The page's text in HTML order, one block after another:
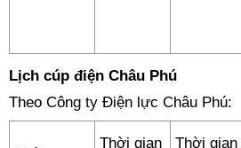
Lịch cúp điện Châu Phú
Theo Công ty Điện lực Châu Phú:
Thời gian
Thời gian